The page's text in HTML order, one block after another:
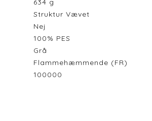
634 g
Struktur Vævet
Nej
100% PES
Grå
Flammehæmmende (FR)
100000